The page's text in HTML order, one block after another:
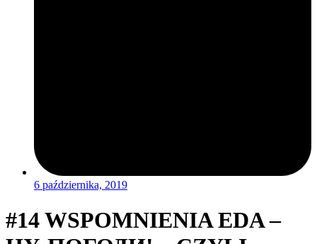
6 października, 2019
#14 WSPOMNIENIA EDA –